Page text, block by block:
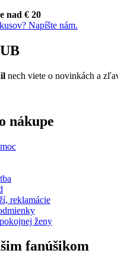
nad € 20
nech viete o novinkách a
nákupe
reklamácie
ženy
fanúšikom